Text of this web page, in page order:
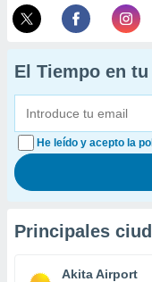
El Tiempo en tu
He leído y acepto la
Principales
Akita Airport